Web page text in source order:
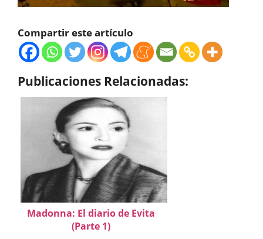
Compartir este artículo
Publicaciones Relacionadas:
Madonna: El diario de Evita
(Parte 1)